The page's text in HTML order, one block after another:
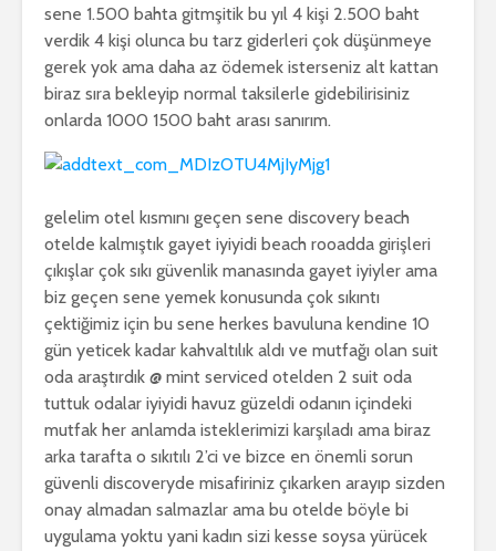
sene 1.500 bahta gitmşitik bu yıl 4 kişi 2.500 baht
verdik 4 kişi olunca bu tarz giderleri çok düşünmeye
gerek yok ama daha az ödemek isterseniz alt kattan
biraz sıra bekleyip normal taksilerle gidebilirisiniz
onlarda 1000 1500 baht arası sanırım.
gelelim otel kısmını geçen sene discovery beach
otelde kalmıştık gayet iyiyidi beach rooadda girişleri
çıkışlar çok sıkı güvenlik manasında gayet iyiyler ama
biz geçen sene yemek konusunda çok sıkıntı
çektiğimiz için bu sene herkes bavuluna kendine 10
gün yeticek kadar kahvaltılık aldı ve mutfağı olan suit
oda araştırdık @ mint serviced otelden 2 suit oda
tuttuk odalar iyiyidi havuz güzeldi odanın içindeki
mutfak her anlamda isteklerimizi karşıladı ama biraz
arka tarafta o sıkıtılı 2’ci ve bizce en önemli sorun
güvenli discoveryde misafiriniz çıkarken arayıp sizden
onay almadan salmazlar ama bu otelde böyle bi
uygulama yoktu yani kadın sizi kesse soysa yürücek